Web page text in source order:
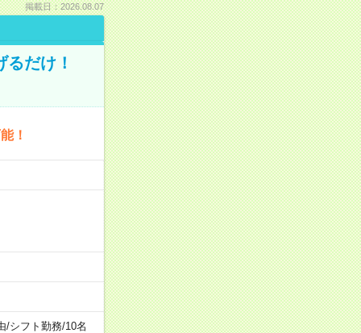
掲載日：2026.08.07
だけ！
！
/シフト勤務/10名